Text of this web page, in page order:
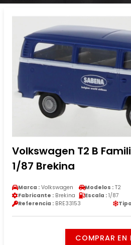
Volkswagen T2 B
1/87 Brekina
Marca : Volkswagen Modelos : T2
Fabricante : Brekina Escala : 1/87
Referencia : BRE33153
COMPRAR EN